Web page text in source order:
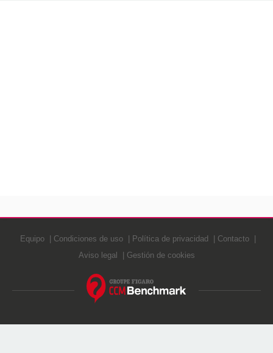
Equipo Condiciones de uso Política de privacidad
Contacto
Aviso legal
Gestión de cookies